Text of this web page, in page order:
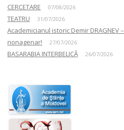
CERCETARE 07/08/2026
TEATRU 31/07/2026
Academicianul istoric Demir DRAGNEV –
nonagenar!
27/07/2026
BASARABIA INTERBELICĂ 26/07/2026